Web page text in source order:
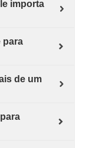
importa
para
de um